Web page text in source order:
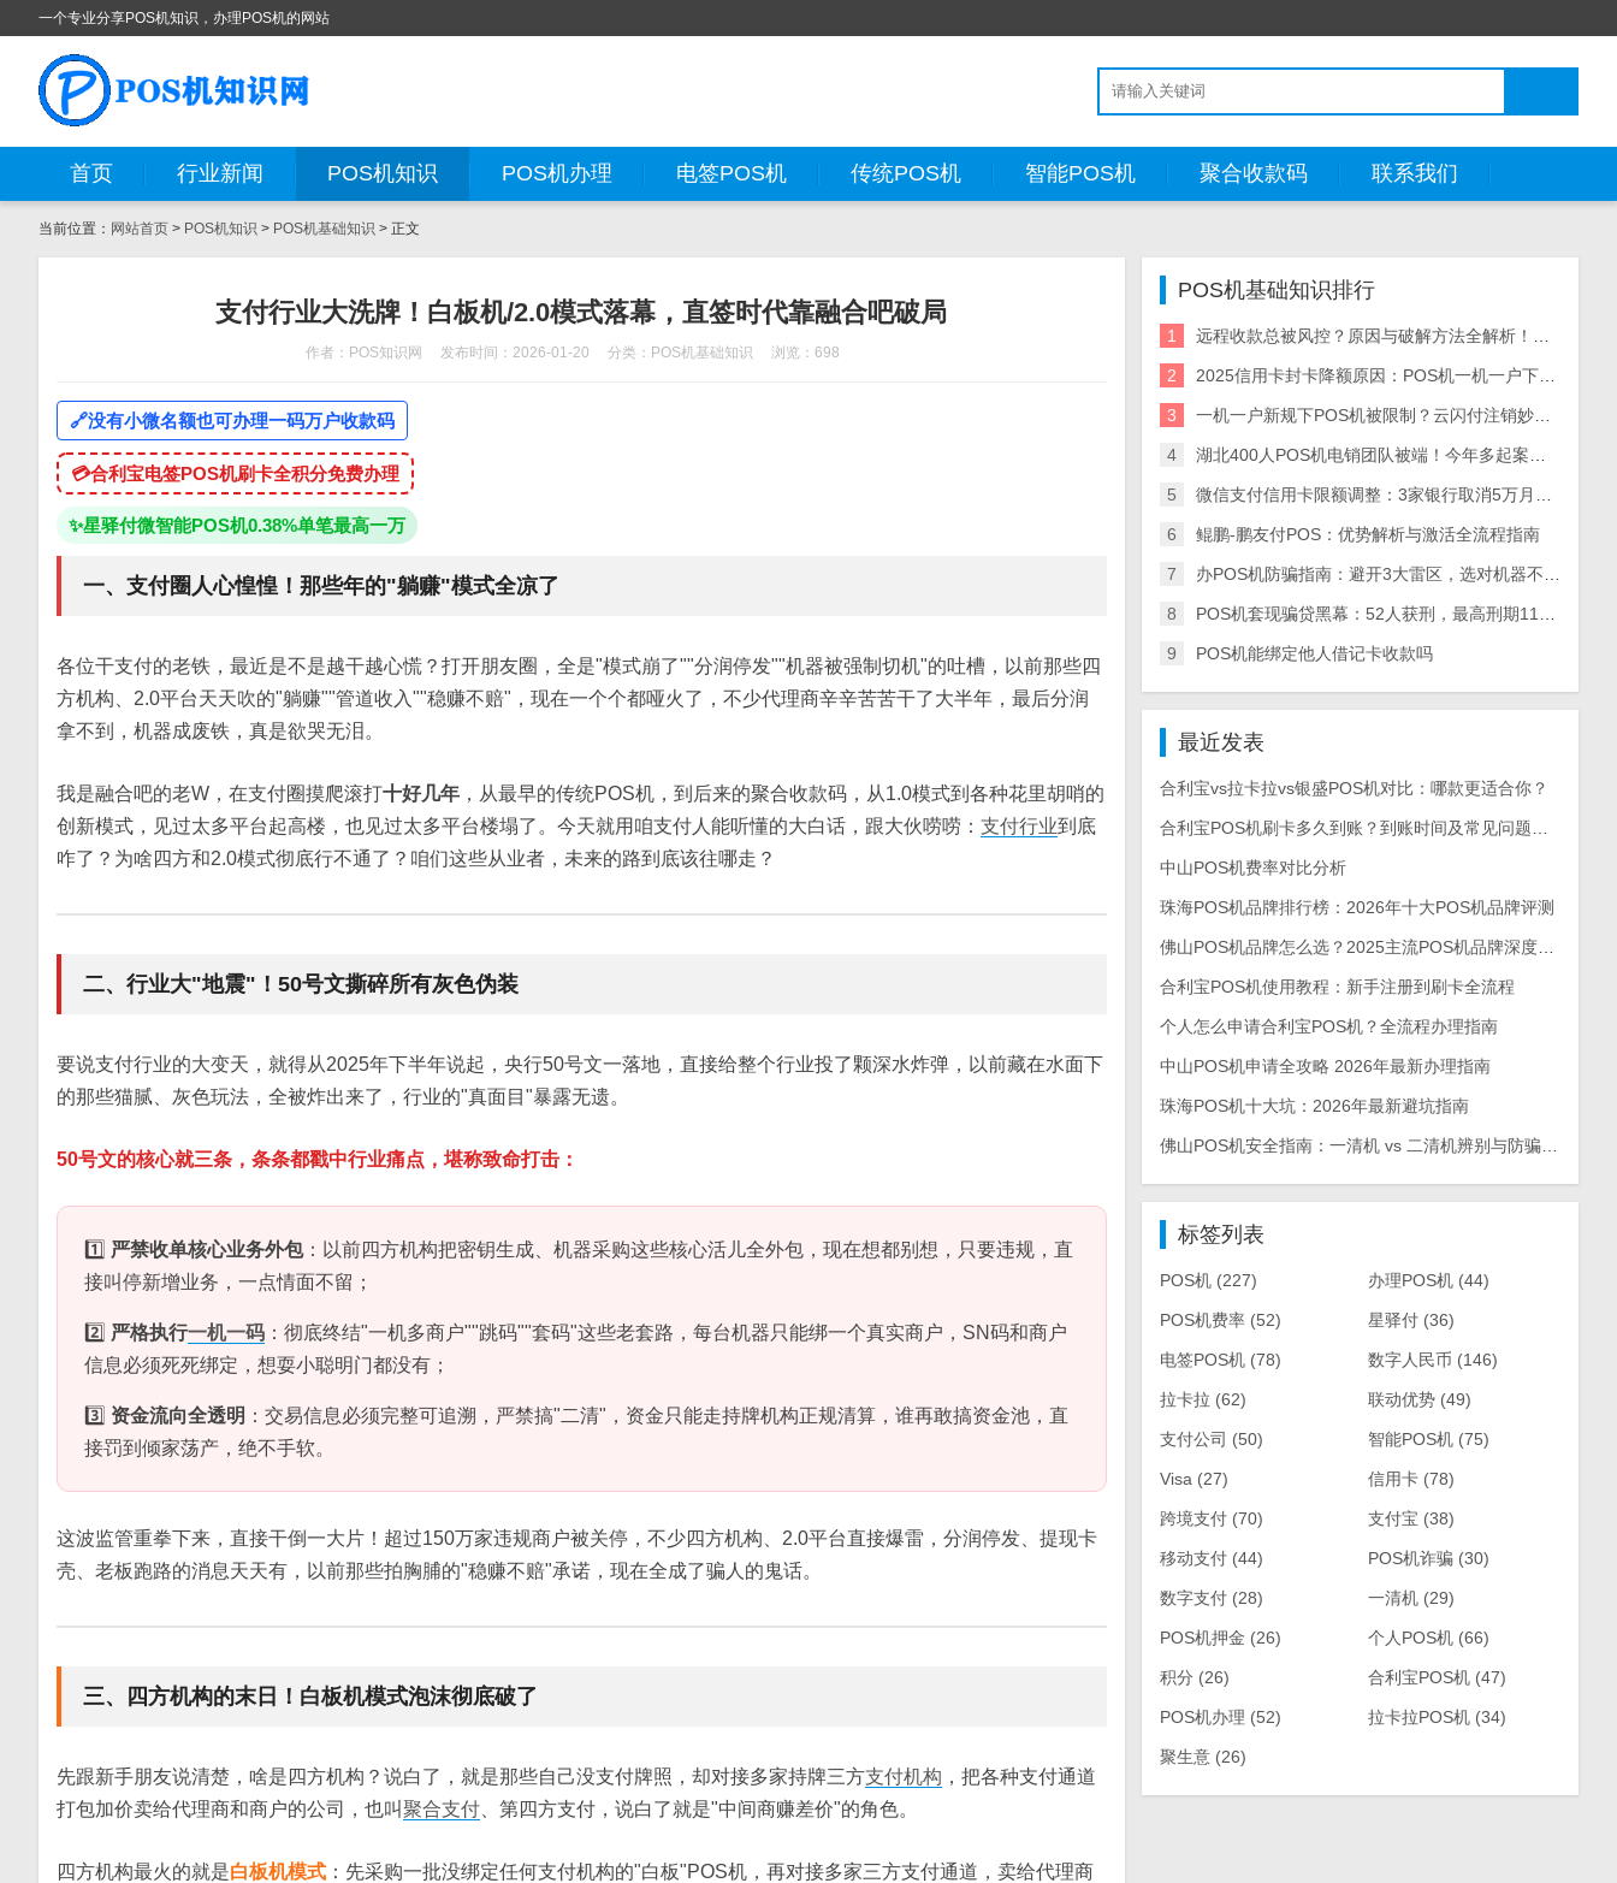
一个专业分享POS机知识，办理POS机的网站
首页 行业新闻 POS机知识 POS机办理 电签POS机 传统POS机 智能POS机 聚合收款码 联系我们
当前位置： 网站首页 > POS机知识 > POS机基础知识 > 正文
支付行业大洗牌！白板机/2.0模式落幕，直签时代靠融合吧破局
作者：POS知识网 发布时间：2026-01-20 分类： POS机基础知识 浏览：698
🔗没有小微名额也可办理一码万户收款码
💳合利宝电签POS机刷卡全积分免费办理
✨星驿付微智能POS机0.38%单笔最高一万
一、支付圈人心惶惶！那些年的"躺赚"模式全凉了
各位干支付的老铁，最近是不是越干越心慌？打开朋友圈，全是"模式崩了""分润停发""机器被强制切机"的吐槽，以前那些四
方机构、2.0平台天天吹的"躺赚""管道收入""稳赚不赔"，现在一个个都哑火了，不少代理商辛辛苦苦干了大半年，最后分润
拿不到，机器成废铁，真是欲哭无泪。
我是融合吧的老W，在支付圈摸爬滚打十好几年 ，从最早的传统POS机，到后来的聚合收款码，从1.0模式到各种花里胡哨的
创新模式，见过太多平台起高楼，也见过太多平台楼塌了。今天就用咱支付人能听懂的大白话，跟大伙唠唠： 支付行业到底
咋了？为啥四方和2.0模式彻底行不通了？咱们这些从业者，未来的路到底该往哪走？
二、行业大"地震"！50号文撕碎所有灰色伪装
要说支付行业的大变天，就得从2025年下半年说起，央行50号文一落地，直接给整个行业投了颗深水炸弹，以前藏在水面下
的那些猫腻、灰色玩法，全被炸出来了，行业的"真面目"暴露无遗。
50号文的核心就三条，条条都戳中行业痛点，堪称致命打击：
1️⃣ 严禁收单核心业务外包：以前四方机构把密钥生成、机器采购这些核心活儿全外包，现在想都别想，只要违规，直
接叫停新增业务，一点情面不留；
2️⃣ 严格执行一机一码 ：彻底终结"一机多商户""跳码""套码"这些老套路，每台机器只能绑一个真实商户，SN码和商户
信息必须死死绑定，想耍小聪明门都没有；
3️⃣ 资金流向全透明 ：交易信息必须完整可追溯，严禁搞"二清"，资金只能走持牌机构正规清算，谁再敢搞资金池，直
接罚到倾家荡产，绝不手软。
这波监管重拳下来，直接干倒一大片！超过150万家违规商户被关停，不少四方机构、2.0平台直接爆雷，分润停发、提现卡
壳、老板跑路的消息天天有，以前那些拍胸脯的"稳赚不赔"承诺，现在全成了骗人的鬼话。
三、四方机构的末日！白板机模式泡沫彻底破了
先跟新手朋友说清楚，啥是四方机构？说白了，就是那些自己没支付牌照，却对接多家持牌三方支付机构 ，把各种支付通道
打包加价卖给代理商和商户的公司，也叫聚合支付 、第四方支付，说白了就是"中间商赚差价"的角色。
四方机构最火的就是白板机模式 ：先采购一批没绑定任何支付机构的"白板"POS机，再对接多家三方支付通道，卖给代理商
POS机基础知识排行
1 远程收款总被风控？原因与破解方法全解析！这两款工具让你告别资金冻结
2 2025信用卡封卡降额原因：POS机一机一户下单一商户交易风险，合规用卡指南
3 一机一户新规下POS机被限制？云闪付注销妙招+多商户收款码替代方案
4 湖北400人POS机电销团队被端！今年多起案件曝光，行业警钟再响
5 微信支付信用卡限额调整：3家银行取消5万月限，大额消费攻略及影响
6 鲲鹏-鹏友付POS：优势解析与激活全流程指南
7 办POS机防骗指南：避开3大雷区，选对机器不踩坑
8 POS机套现骗贷黑幕：52人获刑，最高刑期11年，全链条犯罪细节曝光
9 POS机能绑定他人借记卡收款吗
最近发表
合利宝vs拉卡拉vs银盛POS机对比：哪款更适合你？
中山POS机费率对比分析
珠海POS机品牌排行榜：2026年十大POS机品牌评测
佛山POS机品牌怎么选？2025主流POS机品牌深度测评与选购指南
合利宝POS机使用教程：新手注册到刷卡全流程
个人怎么申请合利宝POS机？全流程办理指南
中山POS机申请全攻略 2026年最新办理指南
珠海POS机十大坑：2026年最新避坑指南
佛山POS机安全指南：一清机 vs 二清机辨别与防骗手册
标签列表
POS机(227) 办理POS机(44)
POS机费率(52) 星驿付(36)
电签POS机(78) 数字人民币 (146)
拉卡拉 (62) 联动优势(49)
支付公司 (50) 智能POS机(75)
Visa (27) 信用卡(78)
跨境支付(70) 支付宝 (38)
移动支付(44) POS机诈骗(30)
数字支付(28) 一清机(29)
POS机押金 (26) 个人POS机(66)
积分 (26) 合利宝POS机(47)
POS机办理 (52) 拉卡拉POS机(34)
聚生意(26)